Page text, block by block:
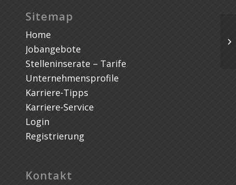
Sitemap
Home
Jobangebote
Stelleninserate – Tarife
Unternehmensprofile
Karriere-Tipps
Karriere-Service
Login
Registrierung
Kontakt